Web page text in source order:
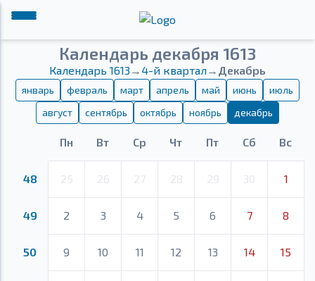
Календарь декабря 1613
Календарь 1613 → 4-й квартал→ Декабрь
январь февраль март апрель май июнь
июль
август
сентябрь октябрь ноябрь декабрь
Пн Вт Ср Чт Пт Сб Вс
48 25 26 27 28 29 30 1
49 2 3 4 5 6 7 8
50 9 10 11 12 13 14 15